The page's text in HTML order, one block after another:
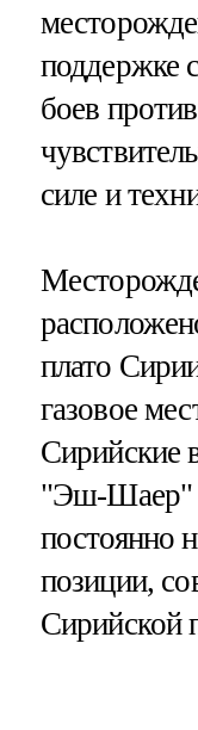
поддержке
боев
силе и
плато
газовое
Сирийские
"Эш-Шаер"
постоянно
позиции,
Сирийской